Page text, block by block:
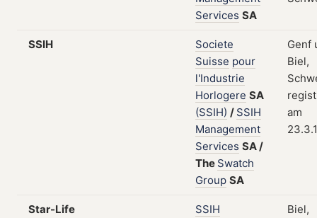
Services SA
SSIH
Societe
Suisse pour
l'Industrie
Horlogere SA
(SSIH) / SSIH
Management
Services SA/
The Swatch
Group SA
Genf
Biel,
am
Star-Life
SSIH
Biel,